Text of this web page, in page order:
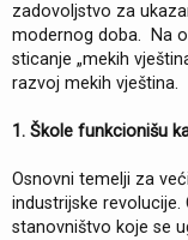
zadovoljstvo za
modernog doba. Na
sticanje „mekih
razvoj mekih vještina.
1. Škole funkcionišu
Osnovni temelji za
industrijske revolucije.
stanovništvo koje se